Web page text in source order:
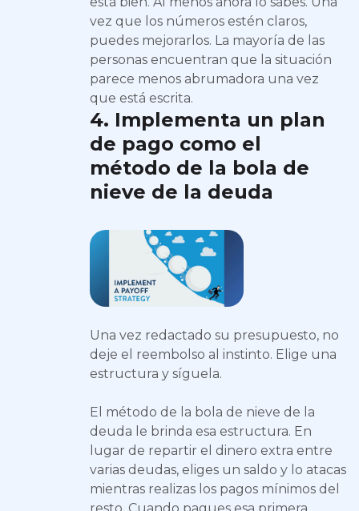
vez que los números estén claros,
puedes mejorarlos. La mayoría de las
personas encuentran que la situación
parece menos abrumadora una vez
que está escrita.
4. Implementa un plan
de pago como el
método de la bola de
nieve de la deuda
Una vez redactado su presupuesto, no
deje el reembolso al instinto. Elige una
estructura y síguela.
El método de la bola de nieve de la
deuda le brinda esa estructura. En
lugar de repartir el dinero extra entre
varias deudas, eliges un saldo y lo atacas
mientras realizas los pagos mínimos del